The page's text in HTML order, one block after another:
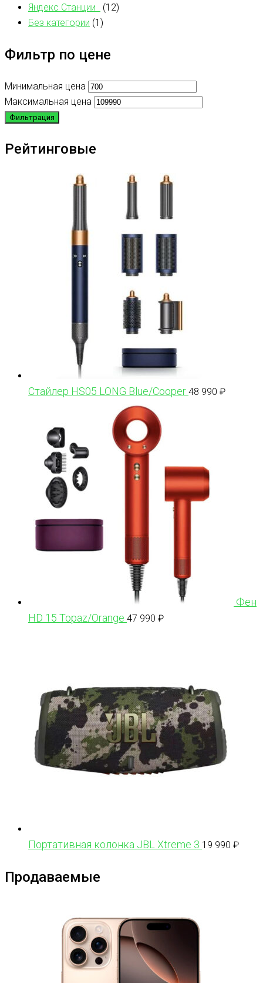
Яндекс Станции
(12)
Без категории (1)
Фильтр по цене
Минимальная цена
Максимальная цена
Фильтрация
Рейтинговые
Стайлер HS05 LONG Blue/Cooper 48 990 ₽
Фен
HD 15 Topaz/Orange 47 990 ₽
Портативная колонка JBL Xtreme 3 19 990 ₽
Продаваемые